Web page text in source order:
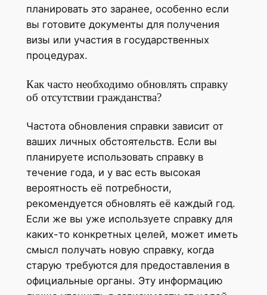
планировать это заранее, особенно если
вы готовите документы для получения
визы или участия в государственных
процедурах.
Как часто необходимо обновлять справку
об отсутствии гражданства?
Частота обновления справки зависит от
ваших личных обстоятельств. Если вы
планируете использовать справку в
течение года, и у вас есть высокая
вероятность её потребности,
рекомендуется обновлять её каждый год.
Если же вы уже используете справку для
каких-то конкретных целей, может иметь
смысл получать новую справку, когда
старую требуются для предоставления в
официальные органы. Эту информацию